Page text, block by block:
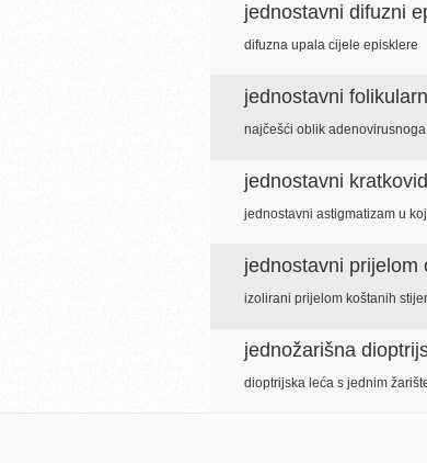
jednostavni difuzni
difuzna upala cijele episklere
jednostavni
najčešći oblik
jednostavni
jednostavni astigmatizam u
jednostavni prijelom
izolirani prijelom koštanih
jednožarišna
dioptrijska leća s jednim